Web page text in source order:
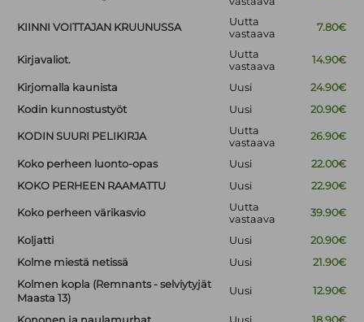
KIINNI VOITTAJAN KRUUNUSSA
Uutta
vastaava
7.80€
Kirjavaliot.
Uutta
vastaava
14.90€
Kirjomalla kaunista Uusi
24.90€
Kodin kunnostustyöt
Uusi 20.90€
KODIN SUURI PELIKIRJA
Uutta
vastaava
26.90€
Koko perheen luonto-opas Uusi
22.00€
KOKO PERHEEN RAAMATTU
Uusi 22.90€
Koko perheen värikasvio
Uutta
vastaava
39.90€
Koljatti Uusi
20.90€
Kolme miestä netissä
Uusi
21.90€
Kolmen kopla (Remnants - selviytyjät
Maasta 13)
Uusi 12.90€